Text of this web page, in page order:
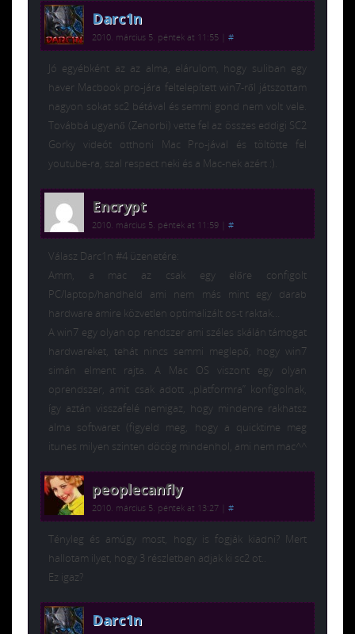
Darc1n
2010. március 5. péntek at 11:55 #
Jó egyébként az az alma, elárulom, hogy suliban egy
haver Macbook pro-jára feltelepített win7-ről játszottam
nagyon sokat sc2 bétával és semmi gond nem volt vele.
Továbbá ugyanő (Zenorbi) vette fel az összes eddigi SC2
Gorky videót otthoni Mac Pro-jával és töltötte fel
youtube-ra, szal respect neki és a Mac-nek azért :).
Encrypt
2010. március 5. péntek at 11:59 #
Válasz Darc1n #4 üzenetére:
Amm, a mac az csak egy előre configolt
PC/laptop/handheld ami nem más mint egy darab
hardware amire közvetlen optimalizált os-t raktak…
A win7 egy olyan op rendszer ami széles skálán támogat
hardwareket, tehát nincs semmi meglepő, hogy win7
simán elment rajta. A Mac OS viszont egy olyan
oprendszer, amit csak adott „platformra” konfigolnak,
így aztán visszafelé nemigaz, hogy mindenre rakhatsz
alma softwaret (figyeld meg, hogy a quicktime meg
itunes milyen szinten döcög mindenhol, ami nem mac^^
peoplecanfly
2010. március 5. péntek at 13:27 #
Tényleg és amúgy most, hogy is fogják kiadni? Mert
hallotam ilyet, hogy 3 részletben adjak ki sc2 ot..
Ez igaz?
Darc1n